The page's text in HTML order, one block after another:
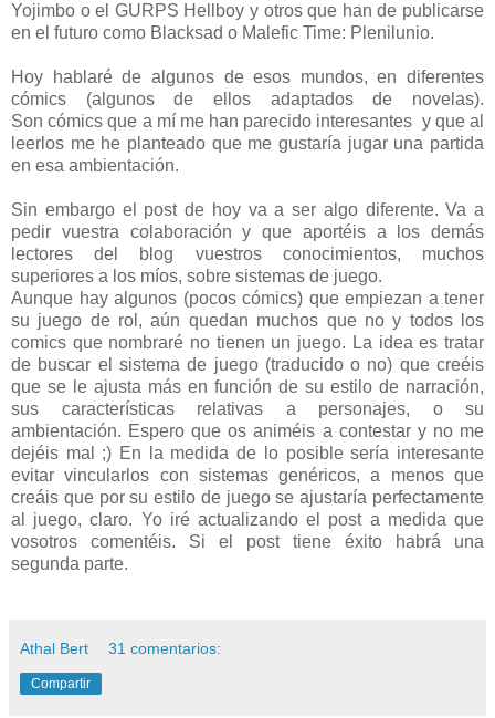
Yojimbo o el GURPS Hellboy y otros que han de publicarse
en el futuro como Blacksad o Malefic Time: Plenilunio.
Hoy hablaré de algunos de esos mundos, en diferentes
cómics (algunos de ellos adaptados de novelas).
Soncómics que a mí me han parecido interesantes y que al
leerlos me he planteado que me gustaría jugar una partida
en esa ambientación.
Sin embargo el post de hoy va a ser algo diferente. Va a
pedir vuestra colaboración y que aportéis a los demás
lectores del blog vuestros conocimientos, muchos
superiores a los míos, sobre sistemas de juego.
Aunque hay algunos (pocos cómics) que empiezan a tener
su juego de rol, aún quedan muchos que no y todos los
comics que nombraré no tienen un juego. La idea es tratar
de buscar el sistema de juego (traducido o no) que creéis
que se le ajusta más en función de su estilo de narración,
sus características relativas a personajes, o su
ambientación. Espero que os animéis a contestar y no me
dejéis mal ;) En la medida de lo posible sería interesante
evitar vincularlos con sistemas genéricos, a menos que
creáis que por su estilo de juego se ajustaría perfectamente
al juego, claro. Yo iré actualizando el post a medida que
vosotros comentéis. Si el post tiene éxito habrá una
segunda parte.
Athal Bert 31 comentarios:
Compartir